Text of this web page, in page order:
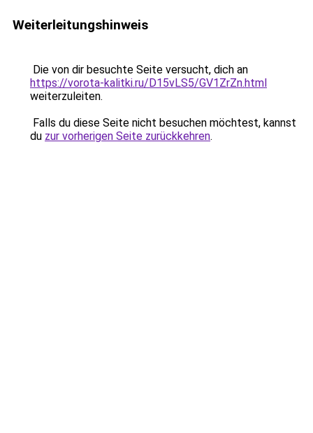
Weiterleitungshinweis
Die von dir besuchte Seite versucht, dich an
https://vorota-kalitki.ru/D15vLS5/GV1ZrZn.html
weiterzuleiten.
Falls du diese Seite nicht besuchen möchtest, kannst
du zur vorherigen Seite zurückkehren.